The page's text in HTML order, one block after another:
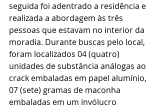
seguida foi adentrado a residência e
realizada a abordagem às três
pessoas que estavam no interior da
moradia. Durante buscas pelo local,
foram localizados 04 (quatro)
unidades de substância análogas ao
crack embaladas em papel alumínio,
07 (sete) gramas de maconha
embaladas em um invólucro